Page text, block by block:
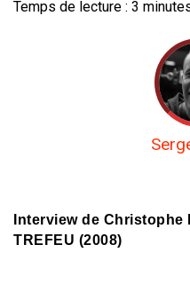
Temps de lecture : 3
Interview de Christophe
TREFEU (2008)